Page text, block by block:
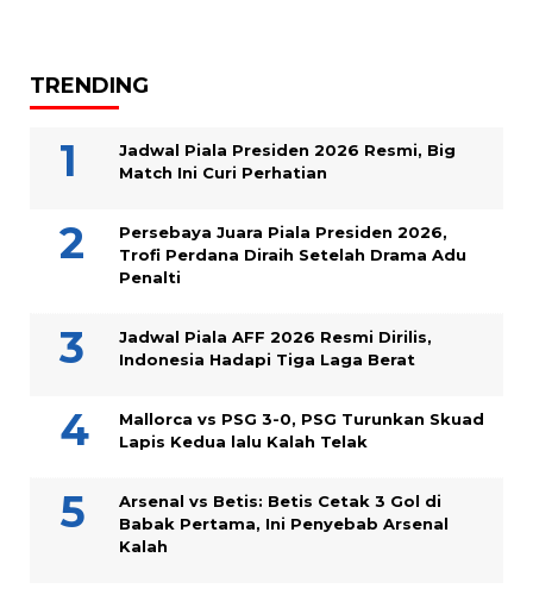
TRENDING
Jadwal Piala Presiden 2026 Resmi, Big
Match Ini Curi Perhatian
Persebaya Juara Piala Presiden 2026,
Trofi Perdana Diraih Setelah Drama Adu
Penalti
Jadwal Piala AFF 2026 Resmi Dirilis,
Indonesia Hadapi Tiga Laga Berat
Mallorca vs PSG 3-0, PSG Turunkan Skuad
Lapis Kedua lalu Kalah Telak
Arsenal vs Betis: Betis Cetak 3 Gol di
Babak Pertama, Ini Penyebab Arsenal
Kalah